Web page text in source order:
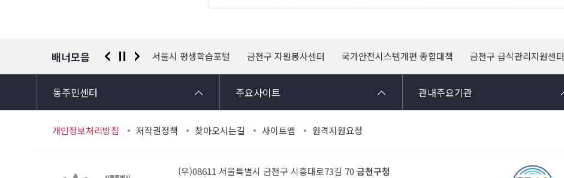
배너모음
경찰청 유실물 통합포털 서울시 평생학습포털 금천구 자원봉사센터 국가안전시스템개편 종합대책 금천구 급식관리지원센터
동주민센터 주요사이트 관내주요기관
개인정보처리방침 저작권정책 찾아오시는길 사이트맵 원격지원요청
(우)08611 서울특별시 금천구 시흥대로73길 70 금천구청